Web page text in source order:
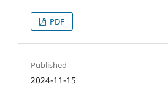
PDF
Published
2024-11-15